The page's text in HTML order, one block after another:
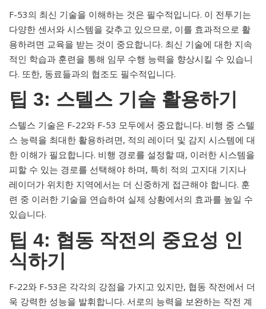
F-53의 최신 기술을 이해하는 것은 필수적입니다. 이 전투기는
다양한 센서와 시스템을 갖추고 있으므로, 이를 효과적으로 활
용하려면 교육을 받는 것이 중요합니다. 최신 기술에 대한 지속
적인 학습과 훈련을 통해 임무 수행 능력을 향상시킬 수 있습니
다. 또한, 동료들과의 협조도 필수적입니다.
팁 3: 스텔스 기술 활용하기
스텔스 기술은 F-22와 F-53 모두에서 중요합니다. 비행 중 스텔
스 능력을 최대한 활용하려면, 적의 레이더 및 감지 시스템에 대
한 이해가 필요합니다. 비행 경로를 설정할 때, 이러한 시스템을
피할 수 있는 경로를 선택해야 하며, 특히 적의 고지대 기지나
레이더가 위치한 지역에서는 더 신중하게 접근해야 합니다. 훈
련 중 이러한 기술을 연습하여 실제 상황에서의 효과를 높일 수
있습니다.
팁 4: 협동 작전의 중요성 인
식하기
F-22와 F-53은 각각의 강점을 가지고 있지만, 협동 작전에서 더
욱 강력한 성능을 발휘합니다. 서로의 능력을 보완하는 작전 계